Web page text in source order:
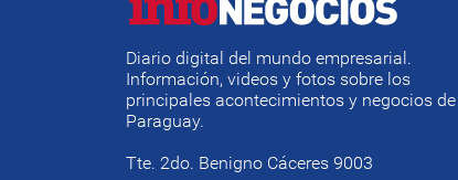
Diario digital del mundo empresarial.
Información, videos y fotos sobre los
principales acontecimientos y negocios de
Paraguay.
Tte. 2do. Benigno Cáceres 9003